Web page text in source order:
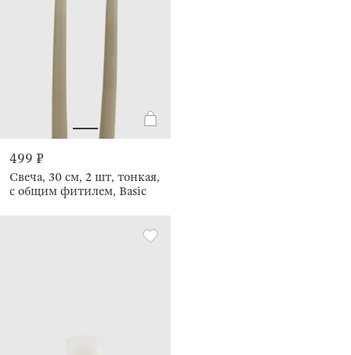
499 ₽
Свеча, 30 см, 2 шт, тонкая,
с общим фитилем, Basic